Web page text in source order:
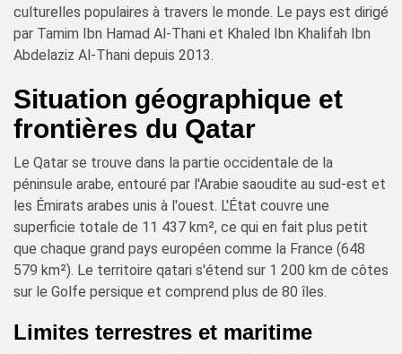
culturelles populaires à travers le monde. Le pays est dirigé
par Tamim Ibn Hamad Al-Thani et Khaled Ibn Khalifah Ibn
Abdelaziz Al-Thani depuis 2013.
Situation géographique et
frontières du Qatar
Le Qatar se trouve dans la partie occidentale de la
péninsule arabe, entouré par l'Arabie saoudite au sud-est et
les Émirats arabes unis à l'ouest. L'État couvre une
superficie totale de 11 437 km², ce qui en fait plus petit
que chaque grand pays européen comme la France (648
579 km²). Le territoire qatari s'étend sur 1 200 km de côtes
sur le Golfe persique et comprend plus de 80 îles.
Limites terrestres et maritime